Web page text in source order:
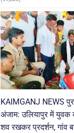
KAIMGANJ NEWS
अंजाम: उलियापुर में युवक
शव रखकर प्रदर्शन, गांव